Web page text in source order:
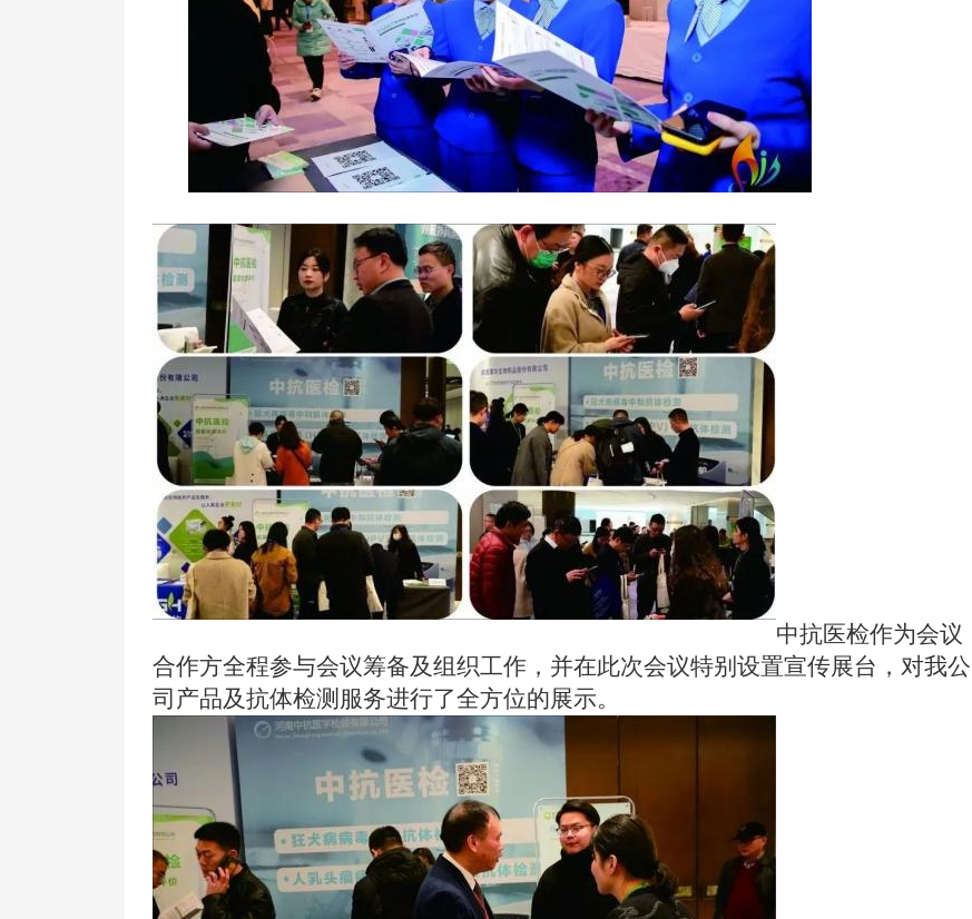
中抗医检作为会议
合作方全程参与会议筹备及组织工作 ，并在此次会议特别设置宣传展台，对我公
司产品及抗体检测服务进行了全方位的展示。